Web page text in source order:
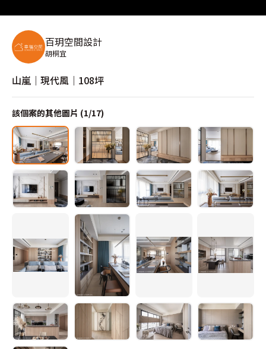
百玥空間設計
胡桐宜
山嵐｜現代風｜108坪
該個案的其他圖片 (1/17)